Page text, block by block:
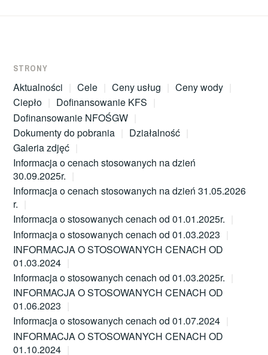
STRONY
Aktualności Cele Ceny usług
Ceny wody
Ciepło
Dofinansowanie KFS
Dofinansowanie NFOŚGW
Dokumenty do pobrania
Działalność
Galeria zdjęć
Informacja o cenach stosowanych na dzień
30.09.2025r.
Informacja o cenach stosowanych na dzień 31.05.2026
r.
Informacja o stosowanych cenach od 01.01.2025r.
Informacja o stosowanych cenach od 01.03.2023
INFORMACJA O STOSOWANYCH CENACH OD
01.03.2024
Informacja o stosowanych cenach od 01.03.2025r.
INFORMACJA O STOSOWANYCH CENACH OD
01.06.2023
Informacja o stosowanych cenach od 01.07.2024
INFORMACJA O STOSOWANYCH CENACH OD
01.10.2024